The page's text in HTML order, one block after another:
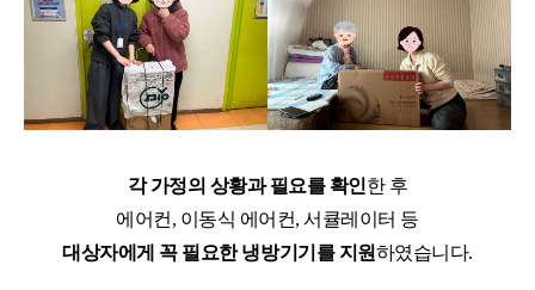
각 가정의 상황과 필요를 확인한 후
에어컨, 이동식 에어컨, 서큘레이터 등
대상자에게 꼭 필요한 냉방기기를 지원하였습니다.